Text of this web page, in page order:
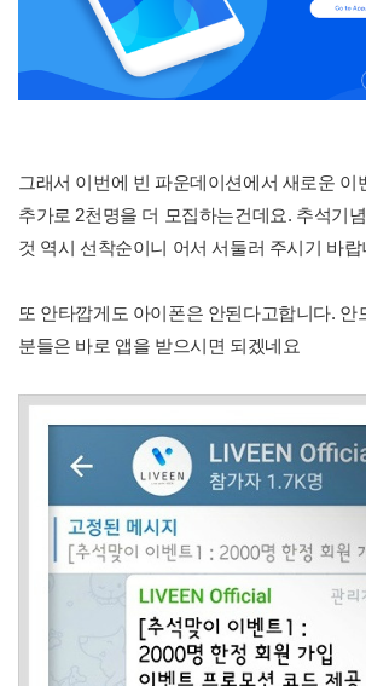
그래서 이번에 빈 파운데이션에서 새로운 이
추가로 2천명을 더 모집하는건데요. 추석기
것 역시 선착순이니 어서 서둘러 주시기 바랍
또 안타깝게도 아이폰은 안된다고합니다. 안
분들은 바로 앱을 받으시면 되겠네요